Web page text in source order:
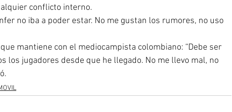
conflicto interno.
no iba a poder estar. No me gustan los rumores, no uso
mantiene con el mediocampista colombiano: “Debe ser
los jugadores desde que he llegado. No me llevo mal, no